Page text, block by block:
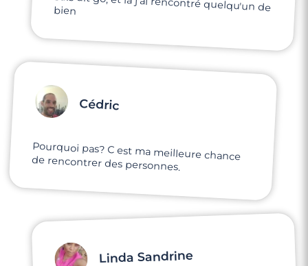
bien
Cédric
Pourquoi pas? C est ma meilleure chance
de rencontrer des personnes.
Linda Sandrine